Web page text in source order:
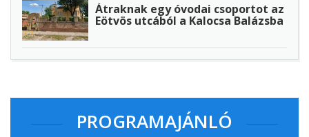
Átraknak egy óvodai csoportot az
Eötvös utcából a Kalocsa Balázsba
PROGRAMAJÁNLÓ